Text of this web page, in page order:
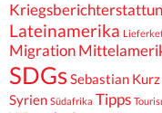
Lateinamerika
Migration
SDGsSebastian Kurz
Syrien Südafrika Tipps